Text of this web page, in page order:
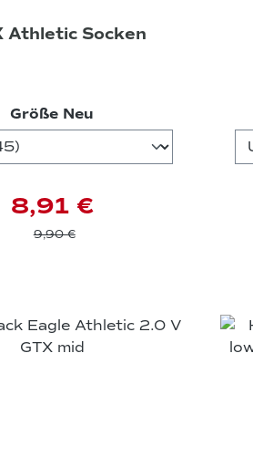
Athletic Socken
Größe Neu
8,91 €
9,90 €